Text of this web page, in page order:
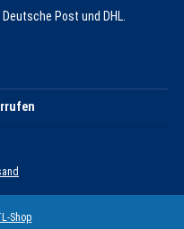
Post und DHL.
Shop